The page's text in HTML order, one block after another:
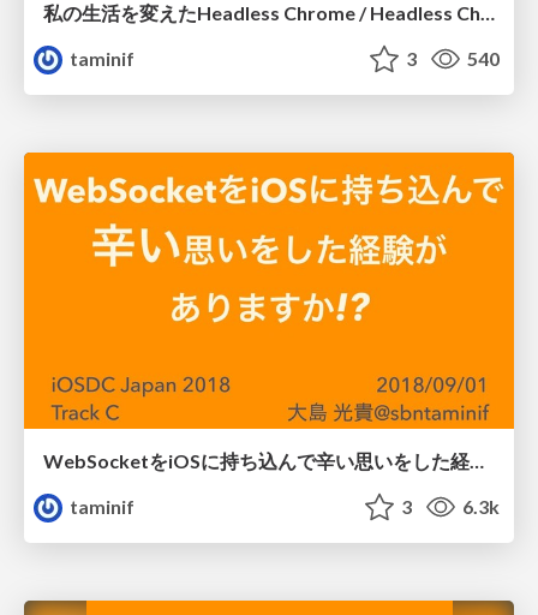
私の生活を変えたHeadless Chrome / Headless Chrome who changed my life
taminif
3 540
WebSocketをiOSに持ち込んで辛い思いをした経験がありますか!? / have you painful experience in web socket?
taminif
3 6.3k